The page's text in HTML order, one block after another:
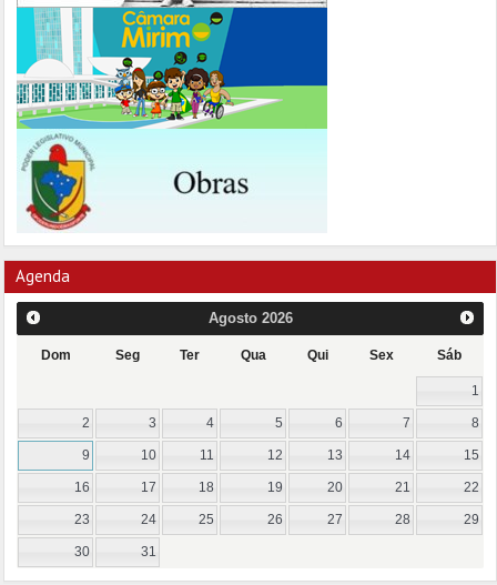
Agenda
Agosto 2026
Dom Seg Ter Qua Qui Sex Sáb
1
2 3 4 5 6 7 8
9 10 11 12 13 14 15
16 17 18 19 20 21 22
23 24 25 26 27 28 29
30 31